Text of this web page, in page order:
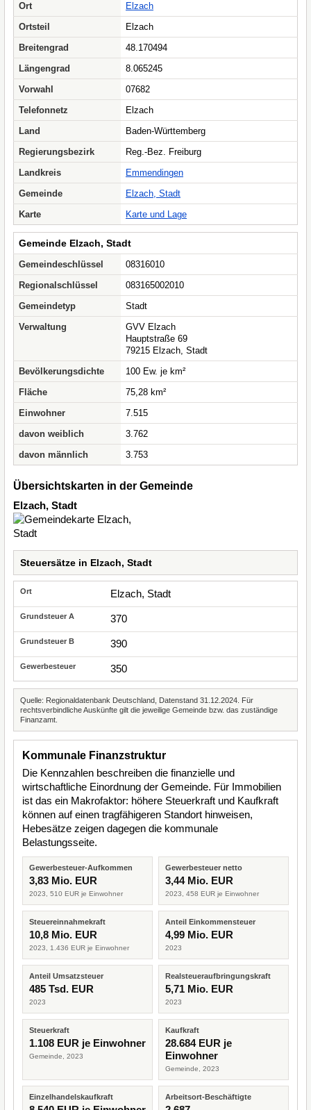
Ort
Elzach
Ortsteil
Elzach
Breitengrad
48.170494
Längengrad
8.065245
Vorwahl
07682
Telefonnetz
Elzach
Land
Baden-Württemberg
Regierungsbezirk
Reg.-Bez. Freiburg
Landkreis
Emmendingen
Gemeinde
Elzach, Stadt
Karte
Karte und Lage
Gemeinde Elzach, Stadt
Gemeindeschlüssel
08316010
Regionalschlüssel
083165002010
Gemeindetyp
Stadt
Verwaltung
GVV Elzach
Hauptstraße 69
79215 Elzach, Stadt
Bevölkerungsdichte
100 Ew. je km²
Fläche
75,28 km²
Einwohner
7.515
davon weiblich
3.762
davon männlich
3.753
Übersichtskarten in der Gemeinde
Elzach, Stadt
Steuersätze in Elzach, Stadt
Elzach, Stadt
370
390
350
Quelle: Regionaldatenbank Deutschland, Datenstand 31.12.2024. Für
rechtsverbindliche Auskünfte gilt die jeweilige Gemeinde bzw. das zuständige
Finanzamt.
Kommunale Finanzstruktur
Die Kennzahlen beschreiben die finanzielle und
wirtschaftliche Einordnung der Gemeinde. Für Immobilien
ist das ein Makrofaktor: höhere Steuerkraft und Kaufkraft
können auf einen tragfähigeren Standort hinweisen,
Hebesätze zeigen dagegen die kommunale
Belastungsseite.
Gewerbesteuer-Aufkommen
3,83 Mio. EUR
2023, 510 EUR je Einwohner
Gewerbesteuer netto
3,44 Mio. EUR
2023, 458 EUR je Einwohner
Steuereinnahmekraft
10,8 Mio. EUR
2023, 1.436 EUR je Einwohner
Anteil Einkommensteuer
4,99 Mio. EUR
2023
Anteil Umsatzsteuer
485 Tsd. EUR
2023
Realsteueraufbringungskraft
5,71 Mio. EUR
2023
Steuerkraft
1.108 EUR je Einwohner
Gemeinde, 2023
Kaufkraft
28.684 EUR je
Einwohner
Gemeinde, 2023
Einzelhandelskaufkraft Arbeitsort-Beschäftigte